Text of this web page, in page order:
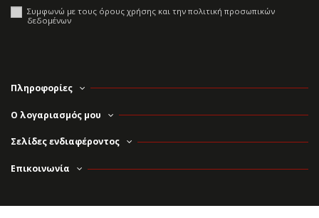
Συμφωνώ με τους όρους χρήσης και την πολιτική προσωπικών
δεδομένων
Πληροφορίες
Ο λογαριασμός μου
Σελίδες ενδιαφέροντος
Επικοινωνία